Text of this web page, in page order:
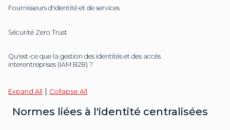
Fournisseurs d'identité et de services
Sécurité Zero Trust
Qu'est-ce que la gestion des identités et des accès
interentreprises (IAM B2B) ?
Expand All | Collapse All
Normes liées à l'identité centralisées